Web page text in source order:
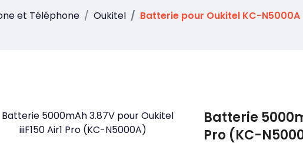
et Téléphone Oukitel Batterie pour Oukitel KC-N5000A
Batterie
Pro (KC-